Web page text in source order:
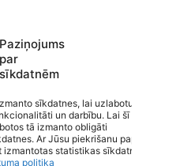
Paziņojums
par
sīkdatnēm
sīkdatnes, lai uzlabotu
un darbību. Lai šī
tā izmanto obligāti
Ar Jūsu piekrišanu papildus
statistikas sīkdatnes.
politika
Saziņa
Ātrās saites
Sociālie tīkli